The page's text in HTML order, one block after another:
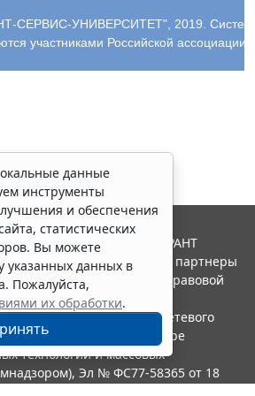
УНИВЕРСИТЕТ", 2019. Система
участниками Российской
данные
инструменты
и обеспечения
статистических
Вы можете
указанных данных в
Пожалуйста,
их обработки.
2026. Система ГАРАНТ
Компания "Гарант" и ее партнеры
Российской ассоциации правовой
в качестве сетевого
службой по надзору в сфере
технологий и массовых
Эл № ФС77-58365 от 18